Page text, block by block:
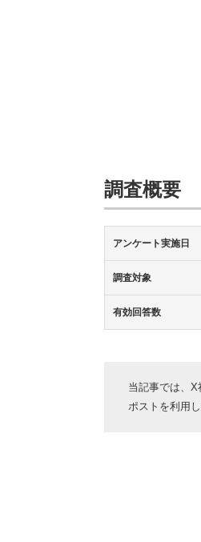
調査概要
アンケート実施日
調査対象
有効回答数
当記事では、X
ポストを利用し